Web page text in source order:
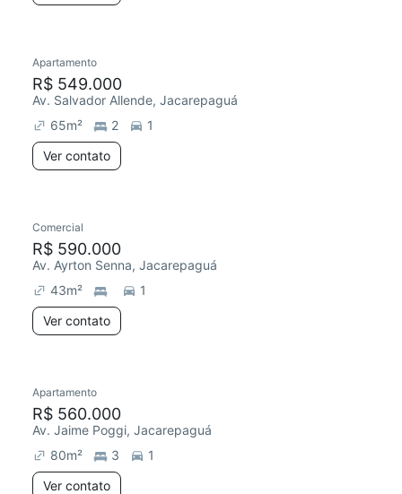
Apartamento
R$ 549.000
Av. Salvador Allende, Jacarepaguá
65m² 2
1
Ver contato
Comercial
R$ 590.000
Av. Ayrton Senna, Jacarepaguá
43m²
1
Ver contato
Apartamento
R$ 560.000
Av. Jaime Poggi, Jacarepaguá
80m² 3
1
Ver contato